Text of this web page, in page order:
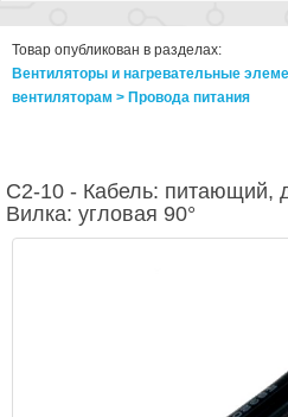
Товар опубликован в разделах:
Вентиляторы и нагревательные
вентиляторам > Провода питания
C2-10 - Кабель: питающий,
Вилка: угловая 90°